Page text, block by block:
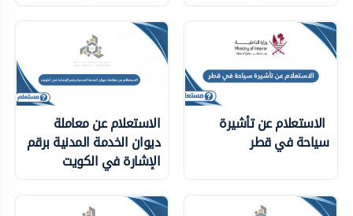
الاستعلام عن تأشيرة
سياحة في قطر
الاستعلام عن معاملة
ديوان الخدمة المدنية برقم
الإشارة في الكويت